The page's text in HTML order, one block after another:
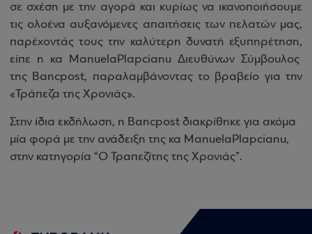
σε σχέση με την αγορά και κυρίως να ικανοποιήσουμε
τις ολοένα αυξανόμενες απαιτήσεις των πελατών μας,
παρέχοντάς τους την καλύτερη δυνατή εξυπηρέτηση,
είπε η κα ManuelaPlapcianu Διευθύνων Σύμβουλος
της Bancpost, παραλαμβάνοντας το βραβείο για την
«Τράπεζα της Χρονιάς».
Στην ίδια εκδήλωση, η Bancpost διακρίθηκε για ακόμα
μία φορά με την ανάδειξη της κα ManuelaPlapcianu,
στην κατηγορία “Ο Τραπεζίτης της Χρονιάς”.